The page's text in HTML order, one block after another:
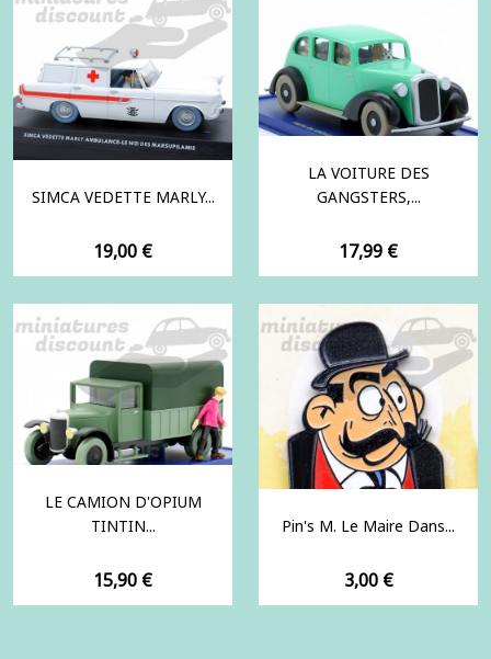
SIMCA VEDETTE MARLY...
Prix
19,00 €
LA VOITURE DES
GANGSTERS,...
Prix
17,99 €
LE CAMION D'OPIUM
TINTIN...
Prix
15,90 €
Pin's M. Le Maire Dans...
Prix
3,00 €